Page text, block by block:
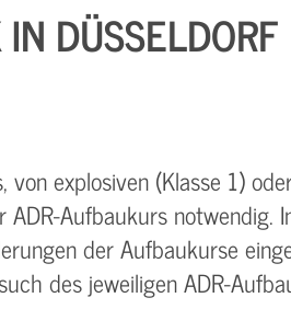
DÜSSELDORF
explosiven (Klasse 1)
Aufbaukurs notwendig.
der Aufbaukurse
des jeweiligen ADR-